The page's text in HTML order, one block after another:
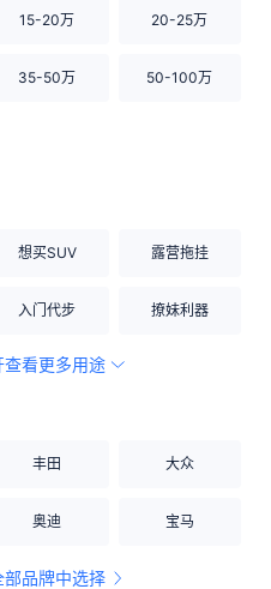
15-20万 20-25万
35-50万 50-100万
想买SUV 露营拖挂
入门代步 撩妹利器
空间宽敞
查看更多用途
丰田 大众
奥迪 宝马
部品牌中选择